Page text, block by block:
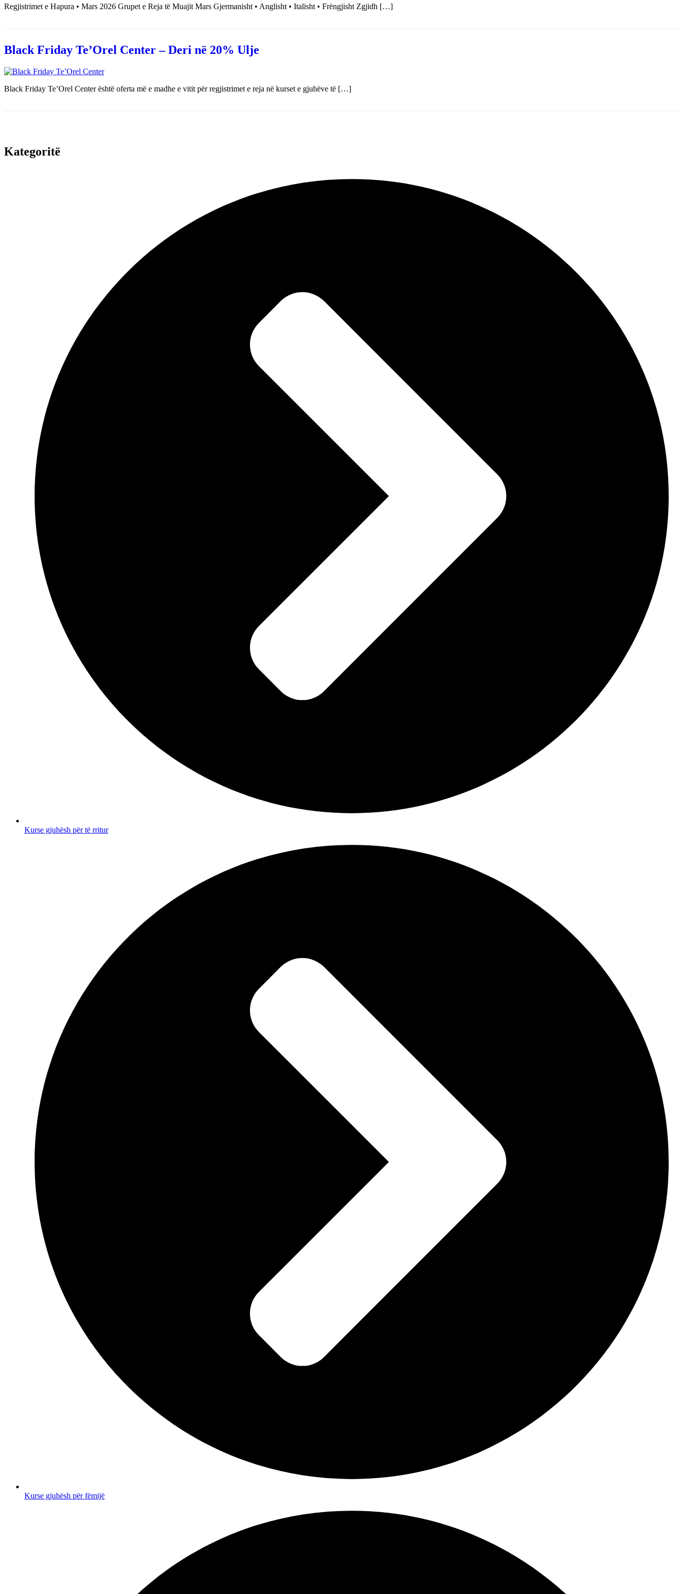
Regjistrimet e Hapura • Mars 2026 Grupet e Reja të Muajit Mars Gjermanisht • Anglisht • Italisht • Frëngjisht Zgjidh […]
Black Friday Te’Orel Center – Deri në 20% Ulje
Black Friday Te’Orel Center është oferta më e madhe e vitit për regjistrimet e reja në kurset e gjuhëve të […]
Kategoritë
Kurse gjuhësh për të rritur
Kurse gjuhësh për fëmijë